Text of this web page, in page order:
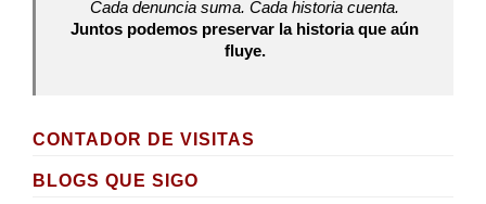
Cada denuncia suma. Cada historia cuenta.
Juntos podemos preservar la historia que aún
fluye.
CONTADOR DE VISITAS
BLOGS QUE SIGO